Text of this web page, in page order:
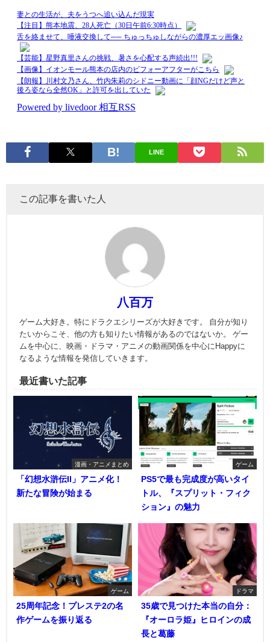
LINE
この記事を書いた人
八百万
ゲーム大好き。特にドラクエシリーズが大好きです。 自分が知り
たいからこそ、他の方も知りたい情報があるのではないか。 ゲー
ムを中心に、映画・ドラマ・アニメの動画関係を中心にHappyに
なるような情報を発信していきます。
最近書いた記事
漫画・アニメまとめ
「幻想水滸伝II」アニメ化！
新たな冒険が始まる
ゲーム
PS5で最も完成度が高いタイ
トル、『スプリット・フィク
ション』の魅力
ゲーム
25周年記念！プレステ2の名
作ゲームを振り返る
ドラマ
35歳で見つけた本当の自分：
『オーロラ姫』ヒロインの成
長と葛藤